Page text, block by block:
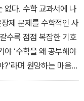
추천한다. 부모도 아이
움이 된다.
없다. 수학 교과서에 나
제 문제를 수학적인 사
수록 점점 복잡한 기호
‘수학을 왜 공부해야
라며 원망하는 마음이
, 수학에 이런 이야기
누그러질 수도 있다.